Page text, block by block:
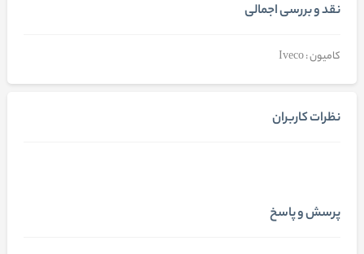
نقد و بررسی اجمالی
کامیون : Iveco
نظرات کاربران
پرسش و پاسخ